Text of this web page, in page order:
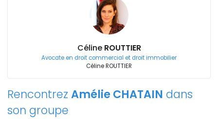
Céline ROUTTIER
Avocate en droit commercial et droit immobilier
Céline ROUTTIER
Rencontrez Amélie CHATAIN dans
son groupe